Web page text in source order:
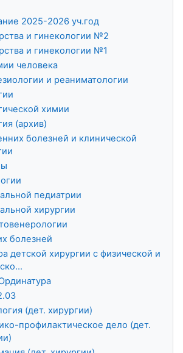
2025-2026 уч.год
и гинекологии №2
и гинекологии №1
человека
и реаниматологии
химии
(архив)
болезней и клинической
педиатрии
хирургии
болезней
детской хирургии с физической и
(дет. хирургии)
профилактическое дело (дет.